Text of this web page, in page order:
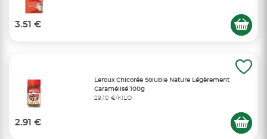
3.51 €
Leroux Chicorée Soluble Nature Légèrement
Caramélisé 100g
29,10 €/KILO
2.91 €